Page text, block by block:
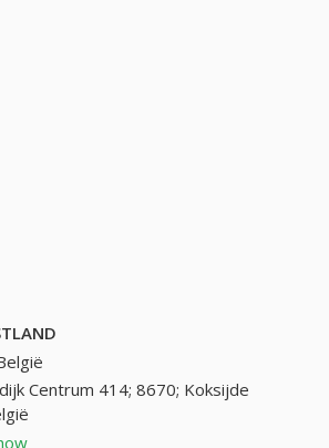
Centrum 414; 8670; Koksijde